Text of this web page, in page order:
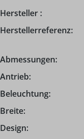
Hersteller :
Herstellerreferenz:
Abmessungen:
Antrieb:
Beleuchtung:
Breite:
Design: